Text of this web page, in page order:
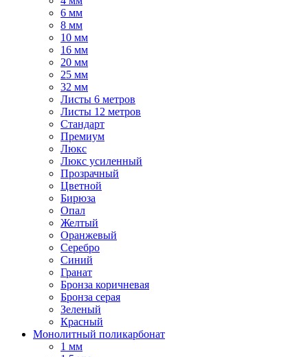
6 мм
8 мм
10 мм
16 мм
20 мм
25 мм
32 мм
Листы 6 метров
Листы 12 метров
Стандарт
Премиум
Люкс
Люкс усиленный
Прозрачный
Цветной
Бирюза
Опал
Желтый
Оранжевый
Серебро
Синий
Гранат
Бронза коричневая
Бронза серая
Зеленый
Красный
Монолитный поликарбонат
1 мм